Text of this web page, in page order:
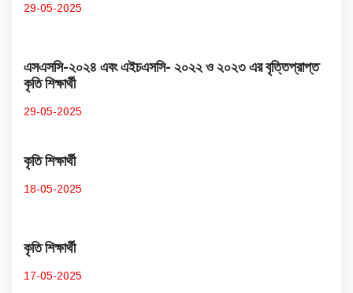
29-05-2025
এসএসসি-২০২৪ এবং এইচএসসি- ২০২২ ও ২০২৩ এর বৃত্তিপ্রাপ্ত
কৃতি শিক্ষার্থী
29-05-2025
কৃতি শিক্ষার্থী
18-05-2025
কৃতি শিক্ষার্থী
17-05-2025